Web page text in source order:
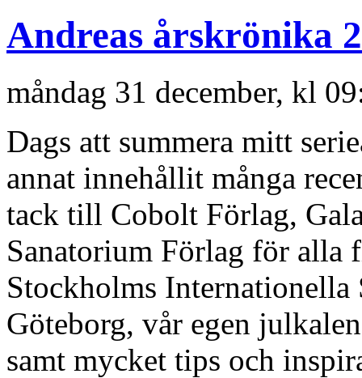
Andreas årskrönika
måndag 31 december, kl
Dags att summera mitt
annat innehållit många
tack till Cobolt Förlag,
Sanatorium Förlag för alla
Stockholms Internationella
Göteborg, vår egen
samt mycket tips och